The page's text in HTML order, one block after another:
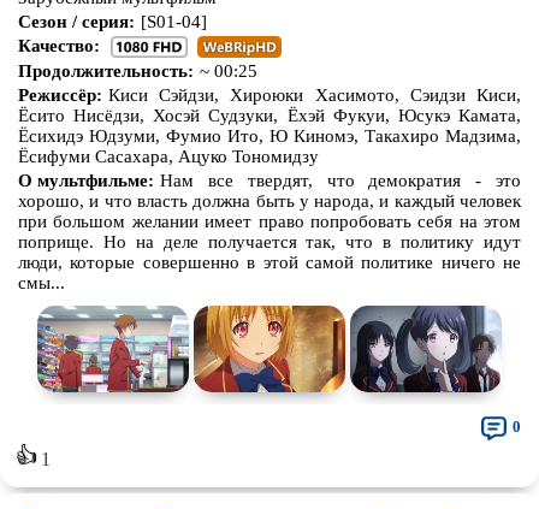
Сезон / серия: [S01-04]
Качество:
Продолжительность: ~ 00:25
Режиссёр: Киси Сэйдзи, Хироюки Хасимото, Сэидзи Киси,
Ёсито Нисёдзи, Хосэй Судзуки, Ёхэй Фукуи, Юсукэ Камата,
Ёсихидэ Юдзуми, Фумио Ито, Ю Киномэ, Такахиро Мадзима,
Ёсифуми Сасахара, Ацуко Тономидзу
О мультфильме: Нам все твердят, что демократия - это
хорошо, и что власть должна быть у народа, и каждый человек
при большом желании имеет право попробовать себя на этом
поприще. Но на деле получается так, что в политику идут
люди, которые совершенно в этой самой политике ничего не
смы...
👍 1
0